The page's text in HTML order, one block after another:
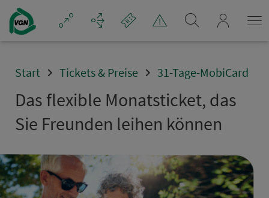
Navigation überspringen
Start Tickets & Preise 31-Tage-MobiCard
Das flexible Mo­nats­ti­cket, das
Sie Freunden leihen können